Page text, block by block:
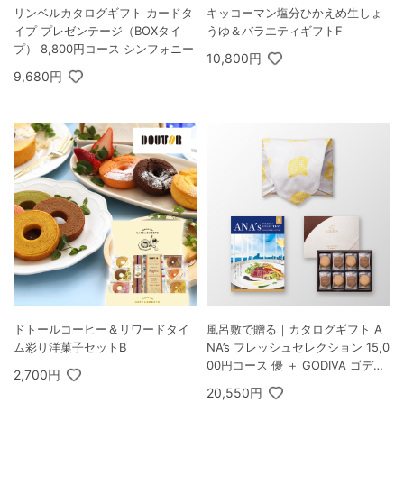
リンベルカタログギフト カードタ
イプ プレゼンテージ（BOXタイ
プ） 8,800円コース シンフォニー
9,680円
キッコーマン塩分ひかえめ生しょ
うゆ＆バラエティギフトF
10,800円
ドトールコーヒー＆リワードタイ
ム彩り洋菓子セットB
2,700円
風呂敷で贈る｜カタログギフト A
NA’s フレッシュセレクション 15,0
00円コース 優 ＋ GODIVA ゴディ
メント 30枚入
20,550円